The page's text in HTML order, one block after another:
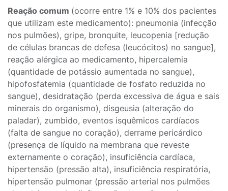
Reação comum (ocorre entre 1% e 10% dos pacientes
que utilizam este medicamento): pneumonia (infecção
nos pulmões), gripe, bronquite, leucopenia [redução
de células brancas de defesa (leucócitos) no sangue],
reação alérgica ao medicamento, hipercalemia
(quantidade de potássio aumentada no sangue),
hipofosfatemia (quantidade de fosfato reduzida no
sangue), desidratação (perda excessiva de água e sais
minerais do organismo), disgeusia (alteração do
paladar), zumbido, eventos isquêmicos cardíacos
(falta de sangue no coração), derrame pericárdico
(presença de líquido na membrana que reveste
externamente o coração), insuficiência cardíaca,
hipertensão (pressão alta), insuficiência respiratória,
hipertensão pulmonar (pressão arterial nos pulmões